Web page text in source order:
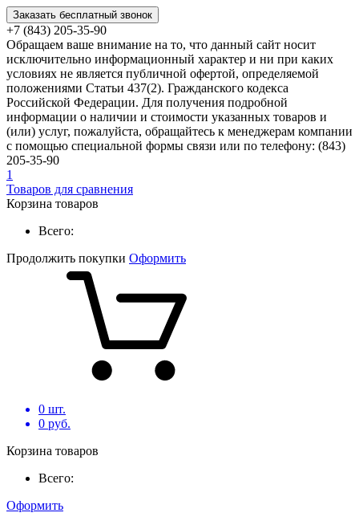
Заказать бесплатный звонок
+7 (843) 205-35-90
Обращаем ваше внимание на то, что данный сайт носит
исключительно информационный характер и ни при каких
условиях не является публичной офертой, определяемой
положениями Статьи 437(2). Гражданского кодекса
Российской Федерации. Для получения подробной
информации о наличии и стоимости указанных товаров и
(или) услуг, пожалуйста, обращайтесь к менеджерам компании
с помощью специальной формы связи или по телефону: (843)
205-35-90
1
Товаров для сравнения
Корзина товаров
Всего:
Продолжить покупки Оформить
0 шт.
0 руб.
Корзина товаров
Всего:
Оформить